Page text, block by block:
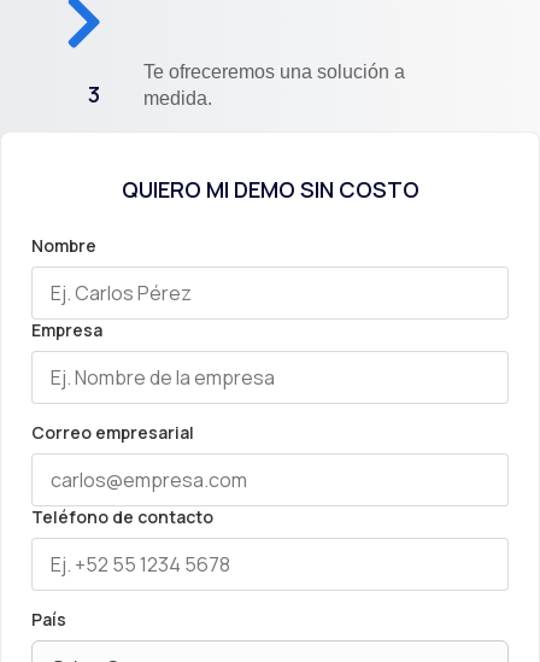
3
Te ofreceremos una solución a
medida.
QUIERO MI DEMO SIN COSTO
Nombre
Empresa
Correo empresarial
Teléfono de contacto
País